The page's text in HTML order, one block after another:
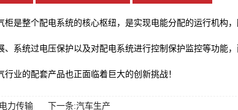
柜是整个配电系统的核心枢纽，是实现电能分配的运行机构
、系统过电压保护以及对配电系统进行控制保护监控等功能
行业的配套产品也正面临着巨大的创新挑战！
力传输 下一条:汽车生产